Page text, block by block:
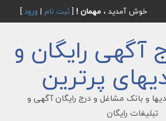
خوش آمدید ، مهمان ![ثبت نام | ورود]
آگهی رایگان و
پرترین
و بانک مشاغل و درج رایگان آگهی و
تبلیغات رایگان